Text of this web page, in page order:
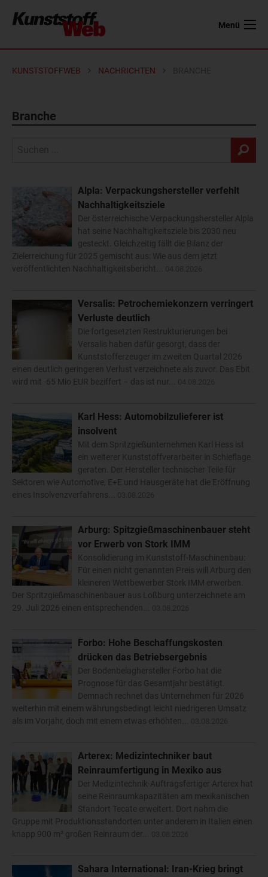
Menü
KUNSTSTOFFWEB NACHRICHTEN
Branche
Alpla: Verpackungshersteller verfehlt
Nachhaltigkeitsziele
Der österreichische Verpackungshersteller Alpla
hat seine Nachhaltigkeitsziele bis 2030 neu
gesteckt. Gleichzeitig fällt die Bilanz der
Zielerreichung für 2025 gemischt aus: Wie aus dem jetzt
veröffentlichten Nachhaltigkeitsbericht...
Versalis: Petrochemiekonzern verringert
Verluste deutlich
Die fortgesetzten Restrukturierungen bei
Versalis haben dafür gesorgt, dass der
Kunststofferzeuger im zweiten Quartal 2026
einen deutlich geringeren Verlust verzeichnete als zuvor. Das Ebit
wird mit -65 Mio EUR beziffert – das ist nur...
Karl Hess: Automobilzulieferer ist
insolvent
Mit dem Spritzgießunternehmen Karl Hess ist
ein weiterer Kunststoffverarbeiter in Schieflage
geraten. Der Hersteller technischer Teile für
Sektoren wie Automotive, E+E und Hausgeräte hat die Eröffnung
eines Insolvenzverfahrens...
Arburg: Spitzgießmaschinenbauer steht
vor Erwerb von Stork IMM
Konsolidierung im Kunststoff-Maschinenbau:
Für einen nicht genannten Preis will Arburg den
kleineren Wettbewerber Stork IMM erwerben.
Der Spritzgießmaschinenbauer aus Loßburg unterzeichnete am
29. Juli 2026 einen entsprechenden...
Forbo: Hohe Beschaffungskosten
drücken das Betriebsergebnis
Der Bodenbelaghersteller Forbo hat die
Prognose für das Gesamtjahr bestätigt.
Demnach rechnet das Unternehmen für 2026
weiterhin mit einem währungsbedingt leicht niedrigeren Umsatz
als im Vorjahr, doch mit einem etwas erhöhten...
Arterex: Medizintechniker baut
Reinraumfertigung in Mexiko aus
Der Medizintechnik-Auftragsfertiger Arterex hat
seine Reinraumkapazitäten am mexikanischen
Standort Tecate erweitert. Dort nahm die
Gruppe mit Produktionsstandorten unter anderem in Italien einen
knapp 900 m² großen Reinraum der...
Sahara International: Iran-Krieg bringt